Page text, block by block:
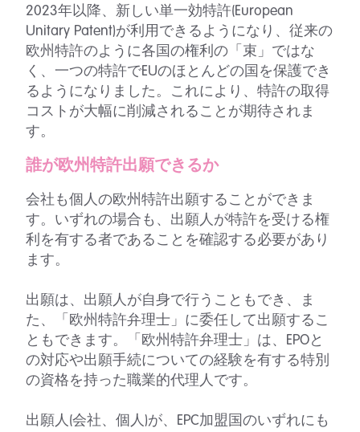
2023年以降、新しい単一効特許(European
Unitary Patent)が利用できるようになり、従来の
欧州特許のように各国の権利の「束」ではな
く、一つの特許でEUのほとんどの国を保護でき
るようになりました。これにより、特許の取得
コストが大幅に削減されることが期待されま
す。
誰が欧州特許出願できるか
会社も個人の欧州特許出願することができま
す。いずれの場合も、出願人が特許を受ける権
利を有する者であることを確認する必要があり
ます。
出願は、出願人が自身で行うこともでき、ま
た、「欧州特許弁理士」に委任して出願するこ
ともできます。「欧州特許弁理士」は、EPOと
の対応や出願手続についての経験を有する特別
の資格を持った職業的代理人です。
出願人(会社、個人)が、EPC加盟国のいずれにも